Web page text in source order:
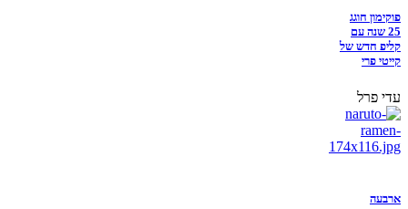
פוקימון חוגג
25 שנה עם
קליפ חדש של
קייטי פרי
עדי פרל
ארבעה